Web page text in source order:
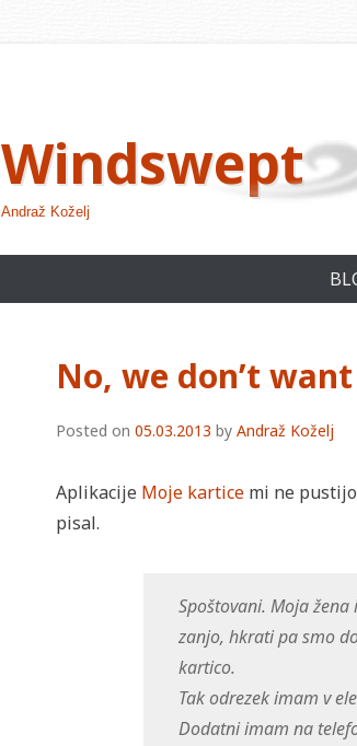
Windswept
Andraž Koželj
No, we don’t
Posted on 05.03.2013 by Andraž Koželj
Aplikacije Moje kartice mi ne
pisal.
Spoštovani. Moja
zanjo, hkrati pa smo
kartico.
Tak odrezek imam v
Dodatni imam na